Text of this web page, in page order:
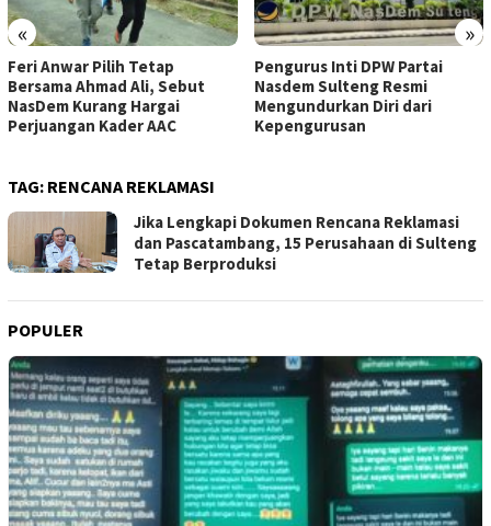
« »
Feri Anwar Pilih Tetap
Bersama Ahmad Ali, Sebut
NasDem Kurang Hargai
Perjuangan Kader AAC
Pengurus Inti DPW Partai
Nasdem Sulteng Resmi
Mengundurkan Diri dari
Kepengurusan
TAG: RENCANA REKLAMASI
Jika Lengkapi Dokumen Rencana Reklamasi
dan Pascatambang, 15 Perusahaan di Sulteng
Tetap Berproduksi
POPULER